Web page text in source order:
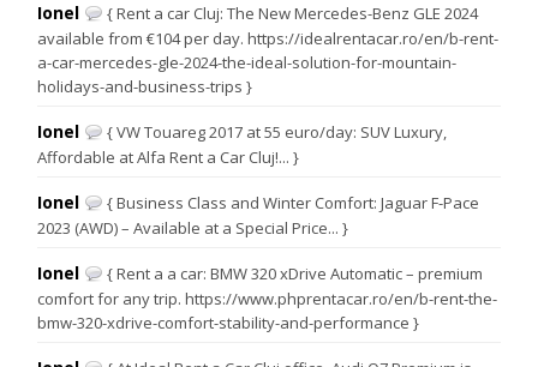
Ionel
{ Rent a car Cluj: The New Mercedes-Benz GLE 2024
available from €104 per day. https://idealrentacar.ro/en/b-rent-
a-car-mercedes-gle-2024-the-ideal-solution-for-mountain-
holidays-and-business-trips }
Ionel
{ VW Touareg 2017 at 55 euro/day: SUV Luxury,
Affordable at Alfa Rent a Car Cluj!... }
Ionel
{ Business Class and Winter Comfort: Jaguar F-Pace
2023 (AWD) – Available at a Special Price... }
Ionel
{ Rent a a car: BMW 320 xDrive Automatic – premium
comfort for any trip. https://www.phprentacar.ro/en/b-rent-the-
bmw-320-xdrive-comfort-stability-and-performance }